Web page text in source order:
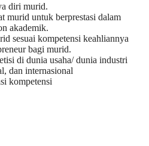
diri murid.
murid untuk berprestasi dalam
akademik.
sesuai kompetensi keahliannya
bagi murid.
di dunia usaha/ dunia industri
dan internasional
kompetensi